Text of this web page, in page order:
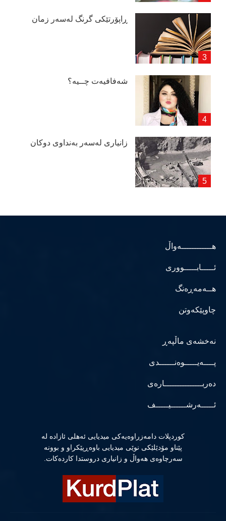
ڕاپۆرتێكی گرنگ لەسەر زمان
شەفافیەت چــیە؟
زانیاری لەسەر بەنداوی دوكان
هــــــــــــەواڵ
ئـــــابـــــووری
هــەمەڕەنگ
چاوپێکەوتن
نەخشەی ماڵپەڕ
پــــەیـــــوەنــــــدی
دەربـــــــــــــــارەی
ئـــــەرشــــــیـــــف
كوردپلات دامەزراوەیەكی میدیایی ئەهلی ئازادە لە
پێناو مۆدێلێكی نوێی میدیایی باوەڕپێكراو و بوونە
سەرچاوەی هەواڵ و زانیاری دروستدا كاردەكات.